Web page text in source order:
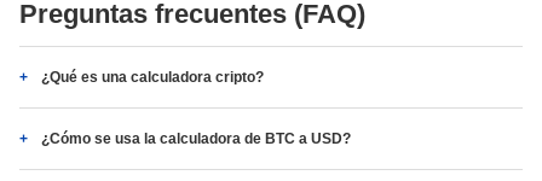
Preguntas frecuentes (FAQ)
¿Qué es una calculadora cripto?
¿Cómo se usa la calculadora de BTC a USD?